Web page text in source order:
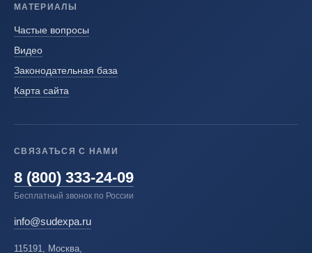
МАТЕРИАЛЫ
Частые вопросы
Видео
Законодательная база
Карта сайта
СВЯЗАТЬСЯ С НАМИ
8 (800) 333-24-09
Бесплатный звонок по России
info@sudexpa.ru
115191, Москва,